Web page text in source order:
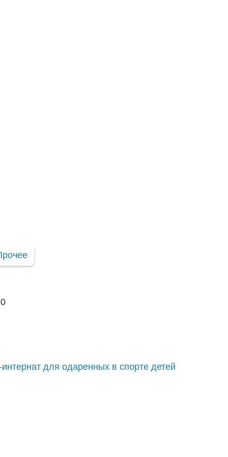
для одаренных в спорте детей